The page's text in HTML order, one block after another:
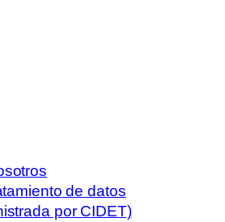
de datos
por CIDET)